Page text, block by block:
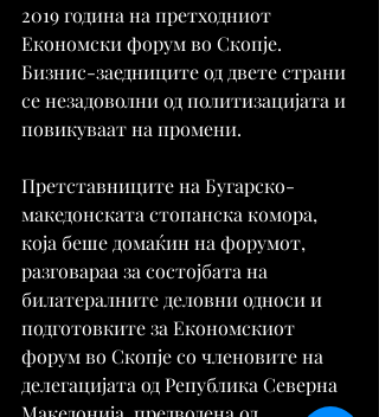
2019 година на претходниот
Економски форум во Скопје.
Бизнис-заедниците од двете страни
се незадоволни од политизацијата и
повикуваат на промени.
Претставниците на Бугарско-
македонската стопанска комора,
која беше домаќин на форумот,
разговараа за состојбата на
билатералните деловни односи и
подготовките за Економскиот
форум во Скопје со членовите на
делегацијата од Република Северна